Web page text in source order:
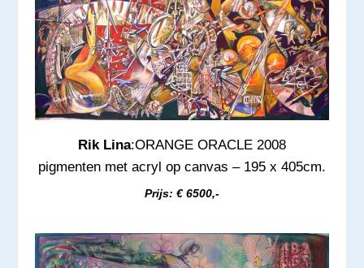
Rik Lina:ORANGE ORACLE 2008
pigmenten met acryl op canvas – 195 x 405cm.
Prijs: € 6500,-